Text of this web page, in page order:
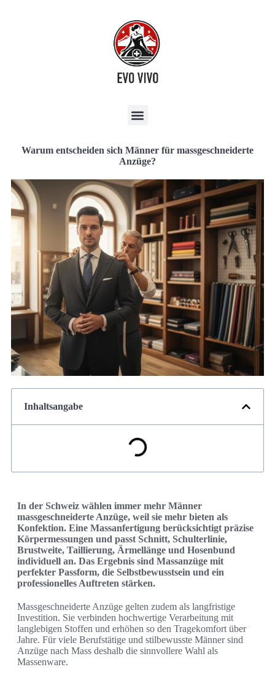
Warum entscheiden sich Männer für massgeschneiderte
Anzüge?
Inhaltsangabe
In der Schweiz wählen immer mehr Männer
massgeschneiderte Anzüge, weil sie mehr bieten als
Konfektion. Eine Massanfertigung berücksichtigt präzise
Körpermessungen und passt Schnitt, Schulterlinie,
Brustweite, Taillierung, Ärmellänge und Hosenbund
individuell an. Das Ergebnis sind Massanzüge mit
perfekter Passform, die Selbstbewusstsein und ein
professionelles Auftreten stärken.
Massgeschneiderte Anzüge gelten zudem als langfristige
Investition. Sie verbinden hochwertige Verarbeitung mit
langlebigen Stoffen und erhöhen so den Tragekomfort über
Jahre. Für viele Berufstätige und stilbewusste Männer sind
Anzüge nach Mass deshalb die sinnvollere Wahl als
Massenware.